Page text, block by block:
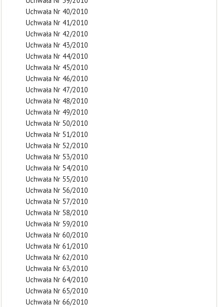
Uchwała Nr 40/2010
Uchwała Nr 41/2010
Uchwała Nr 42/2010
Uchwała Nr 43/2010
Uchwała Nr 44/2010
Uchwała Nr 45/2010
Uchwała Nr 46/2010
Uchwała Nr 47/2010
Uchwała Nr 48/2010
Uchwała Nr 49/2010
Uchwała Nr 50/2010
Uchwała Nr 51/2010
Uchwała Nr 52/2010
Uchwała Nr 53/2010
Uchwała Nr 54/2010
Uchwała Nr 55/2010
Uchwała Nr 56/2010
Uchwała Nr 57/2010
Uchwała Nr 58/2010
Uchwała Nr 59/2010
Uchwała Nr 60/2010
Uchwała Nr 61/2010
Uchwała Nr 62/2010
Uchwała Nr 63/2010
Uchwała Nr 64/2010
Uchwała Nr 65/2010
Uchwała Nr 66/2010